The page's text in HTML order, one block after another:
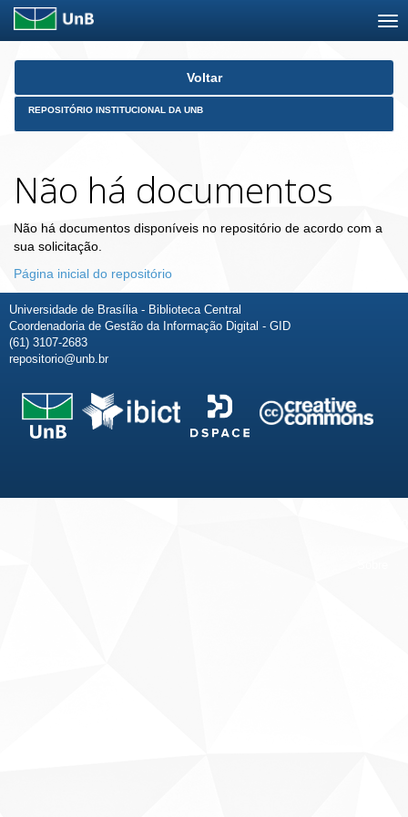
Skip
Voltar
REPOSITÓRIO INSTITUCIONAL DA UNB
Não há documentos
Não há documentos disponíveis no repositório de acordo com a
sua solicitação.
Página inicial do repositório
Universidade de Brasília - Biblioteca Central
Coordenadoria de Gestão da Informação Digital - GID
(61) 3107-2683
repositorio@unb.br